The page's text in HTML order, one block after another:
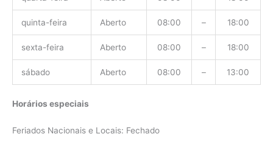
quinta-feira Aberto 08:00 – 18:00
sexta-feira Aberto 08:00 – 18:00
sábado Aberto 08:00 – 13:00
Horários especiais
Feriados Nacionais e Locais: Fechado